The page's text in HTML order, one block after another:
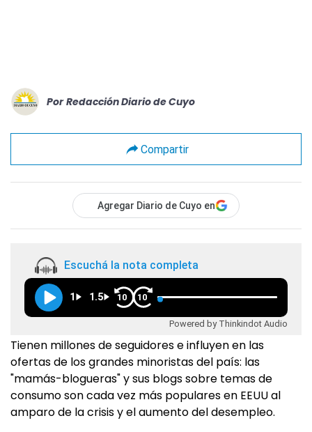
Por Redacción Diario de Cuyo
Compartir
Agregar Diario de Cuyo en
Escuchá la nota completa
1 1.5 10 10
Powered by Thinkindot Audio
Tienen millones de seguidores e influyen en las
ofertas de los grandes minoristas del país: las
"mamás-blogueras" y sus blogs sobre temas de
consumo son cada vez más populares en EEUU al
amparo de la crisis y el aumento del desempleo.